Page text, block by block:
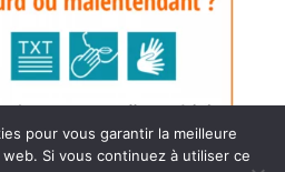
pour vous garantir la meilleure
Si vous continuez à utiliser ce